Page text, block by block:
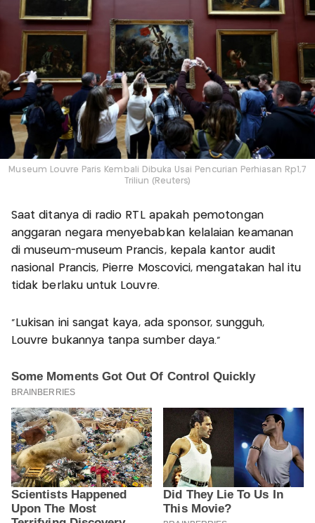
Museum Louvre Paris Kembali Dibuka Usai Pencurian Perhiasan Rp1,7
Triliun (Reuters)
Saat ditanya di radio RTL apakah pemotongan
anggaran negara menyebabkan kelalaian keamanan
di museum-museum Prancis, kepala kantor audit
nasional Prancis, Pierre Moscovici, mengatakan hal itu
tidak berlaku untuk Louvre.
"Lukisan ini sangat kaya, ada sponsor, sungguh,
Louvre bukannya tanpa sumber daya."